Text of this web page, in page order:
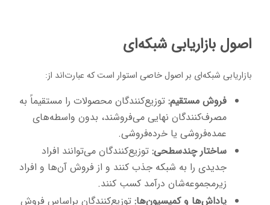
اصول بازاریابی شبکه‌ای
بازاریابی شبکه‌ای بر اصول خاصی استوار است که عبارت‌اند از:
فروش مستقیم: توزیع‌کنندگان محصولات را مستقیماً به
مصرف‌کنندگان نهایی می‌فروشند، بدون واسطه‌های
عمده‌فروشی یا خرده‌فروشی.
ساختار چندسطحی: توزیع‌کنندگان می‌توانند افراد
جدیدی را به شبکه جذب کنند و از فروش آن‌ها و افراد
زیرمجموعه‌شان درآمد کسب کنند.
پاداش‌ها و کمیسیون‌ها: توزیع‌کنندگان براساس فروش